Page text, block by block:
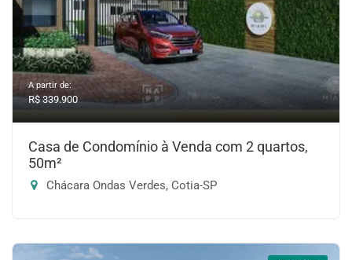
A partir de:
R$ 339.900
Casa de Condomínio à Venda com 2 quartos,
50m²
Chácara Ondas Verdes, Cotia-SP